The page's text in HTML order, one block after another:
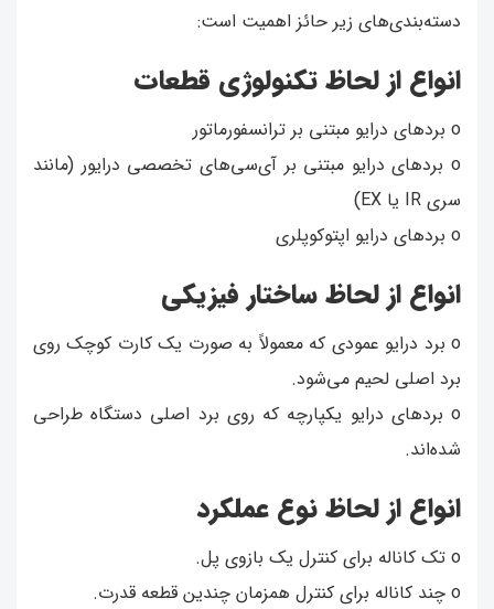
دسته‌بندی‌های زیر حائز اهمیت است:
انواع از لحاظ تکنولوژی قطعات
o بردهای درایو مبتنی بر ترانسفورماتور
o بردهای درایو مبتنی بر آی‌سی‌های تخصصی درایور (مانند
سری IR یا EX)
o بردهای درایو اپتوکوپلری
انواع از لحاظ ساختار فیزیکی
o برد درایو عمودی که معمولاً به صورت یک کارت کوچک روی
برد اصلی لحیم می‌شود.
o بردهای درایو یکپارچه که روی برد اصلی دستگاه طراحی
شده‌اند.
انواع از لحاظ نوع عملکرد
o تک کاناله برای کنترل یک بازوی پل.
o چند کاناله برای کنترل همزمان چندین قطعه قدرت.